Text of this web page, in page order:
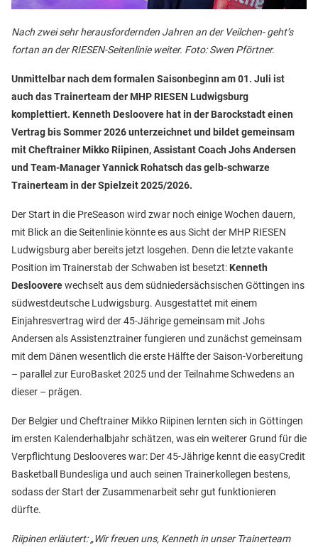
Nach zwei sehr herausfordernden Jahren an der Veilchen- geht’s
fortan an der RIESEN-Seitenlinie weiter. Foto: Swen Pförtner.
Unmittelbar nach dem formalen Saisonbeginn am 01. Juli ist
auch das Trainerteam der MHP RIESEN Ludwigsburg
komplettiert. Kenneth Desloovere hat in der Barockstadt einen
Vertrag bis Sommer 2026 unterzeichnet und bildet gemeinsam
mit Cheftrainer Mikko Riipinen, Assistant Coach Johs Andersen
und Team-Manager Yannick Rohatsch das gelb-schwarze
Trainerteam in der Spielzeit 2025/2026.
Der Start in die PreSeason wird zwar noch einige Wochen dauern,
mit Blick an die Seitenlinie könnte es aus Sicht der MHP RIESEN
Ludwigsburg aber bereits jetzt losgehen. Denn die letzte vakante
Position im Trainerstab der Schwaben ist besetzt: Kenneth
Deslooverewechselt aus dem südniedersächsischen Göttingen ins
südwestdeutsche Ludwigsburg. Ausgestattet mit einem
Einjahresvertrag wird der 45-Jährige gemeinsam mit Johs
Andersen als Assistenztrainer fungieren und zunächst gemeinsam
mit dem Dänen wesentlich die erste Hälfte der Saison-Vorbereitung
– parallel zur EuroBasket 2025 und der Teilnahme Schwedens an
dieser – prägen.
Der Belgier und Cheftrainer Mikko Riipinen lernten sich in Göttingen
im ersten Kalenderhalbjahr schätzen, was ein weiterer Grund für die
Verpflichtung Deslooveres war: Der 45-Jährige kennt die easyCredit
Basketball Bundesliga und auch seinen Trainerkollegen bestens,
sodass der Start der Zusammenarbeit sehr gut funktionieren
dürfte.
Riipinen erläutert: „Wir freuen uns, Kenneth in unser Trainerteam